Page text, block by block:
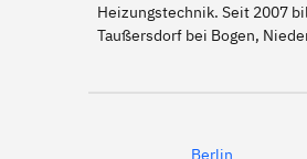
Heizungstechnik. Seit 2007
Taußersdorf bei Bogen,
Berlin